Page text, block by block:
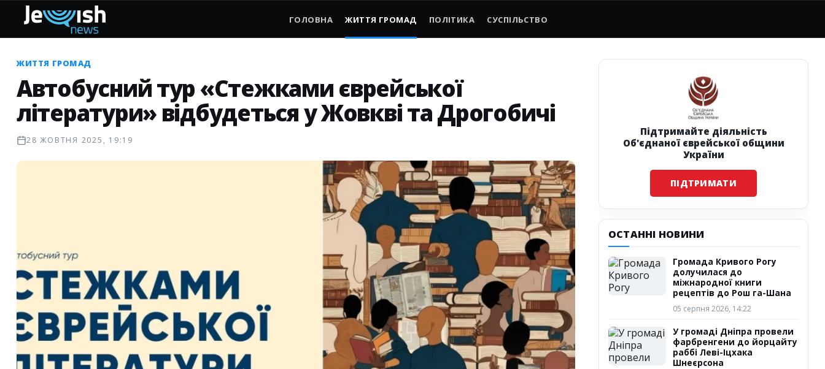
ГОЛОВНА ЖИТТЯ ГРОМАД ПОЛІТИКА СУСПІЛЬСТВО
ЖИТТЯ ГРОМАД
Автобусний тур «Стежками єврейської
літератури» відбудеться у Жовкві та Дрогобичі
28 ЖОВТНЯ 2025, 19:19
Підтримайте діяльність
Об'єднаної єврейської общини
України
ПІДТРИМАТИ
ОСТАННІ НОВИНИ
Громада Кривого Рогу
долучилася до
міжнародної книги
рецептів до Рош га-Шана
05 серпня 2026, 14:22
У громаді Дніпра провели
фарбренгени до йорцайту
раббі Леві-Іцхака
Шнеєрсона